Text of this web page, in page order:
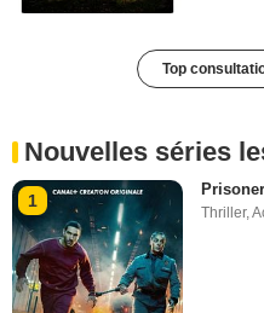
Top
Nouvelles séries
1
Prisoner
Thriller,